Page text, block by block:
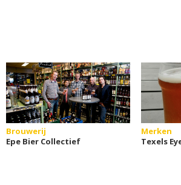
Brouwerij
Epe Bier Collectief
Merken
Texels